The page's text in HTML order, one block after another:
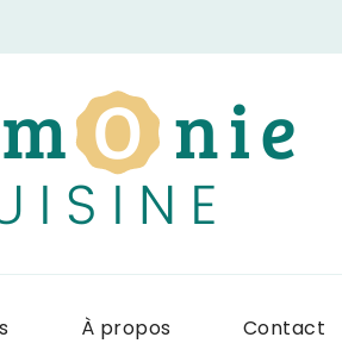
Harmonie
À propos Contact